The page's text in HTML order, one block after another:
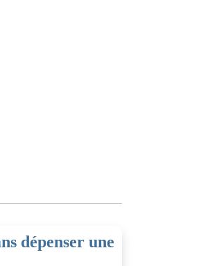
dépenser une